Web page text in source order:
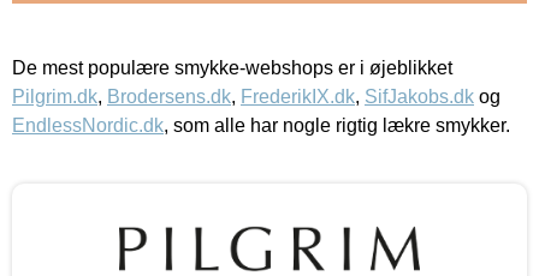
De mest populære smykke-webshops er i øjeblikket
Pilgrim.dk, Brodersens.dk, FrederikIX.dk, SifJakobs.dk og
EndlessNordic.dk, som alle har nogle rigtig lækre smykker.